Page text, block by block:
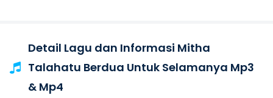
Detail Lagu dan Informasi Mitha
Talahatu Berdua Untuk Selamanya Mp3
& Mp4